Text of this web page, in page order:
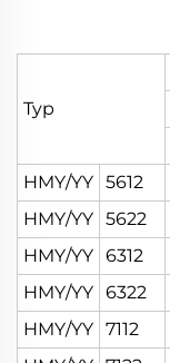
Typ
HMY/YY 5612
HMY/YY 5622
HMY/YY 6312
HMY/YY 6322
HMY/YY 7112